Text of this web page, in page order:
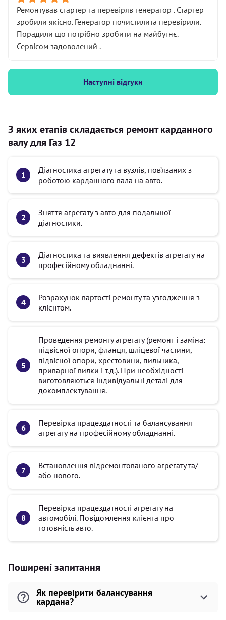
Ремонтував стартер та перевіряв генератор . Стартер
зробили якісно. Генератор почистилита перевірили.
Порадили що потрібно зробити на майбутнє.
Сервісом задоволений .
Наступні відгуки
З яких етапів складається ремонт карданного
валу для Газ 12
Діагностика агрегату та вузлів, пов’язаних з
роботою карданного вала на авто.
Зняття агрегату з авто для подальшої
діагностики.
Діагностика та виявлення дефектів агрегату на
професійному обладнанні.
Розрахунок вартості ремонту та узгодження з
клієнтом.
Проведення ремонту агрегату (ремонт і заміна:
підвісної опори, фланця, шліцевої частини,
підвісної опори, хрестовини, пильника,
приварної вилки і т.д.). При необхідності
виготовляються індивідуальні деталі для
докомплектування.
Перевірка працездатності та балансування
агрегату на професійному обладнанні.
Встановлення відремонтованого агрегату та/
або нового.
Перевірка працездатності агрегату на
автомобілі. Повідомлення клієнта про
готовність авто.
Поширені запитання
Як перевірити балансування
кардана?